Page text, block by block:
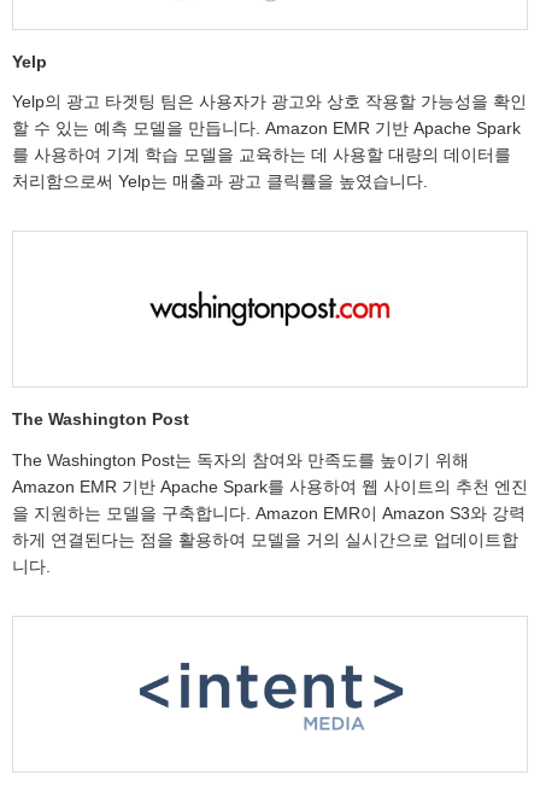
Yelp
Yelp의 광고 타겟팅 팀은 사용자가 광고와 상호 작용할 가능성을 확인
할 수 있는 예측 모델을 만듭니다. Amazon EMR 기반 Apache Spark
를 사용하여 기계 학습 모델을 교육하는 데 사용할 대량의 데이터를
처리함으로써 Yelp는 매출과 광고 클릭률을 높였습니다.
The Washington Post
The Washington Post는 독자의 참여와 만족도를 높이기 위해
Amazon EMR 기반 Apache Spark를 사용하여 웹 사이트의 추천 엔진
을 지원하는 모델을 구축합니다. Amazon EMR이 Amazon S3와 강력
하게 연결된다는 점을 활용하여 모델을 거의 실시간으로 업데이트합
니다.